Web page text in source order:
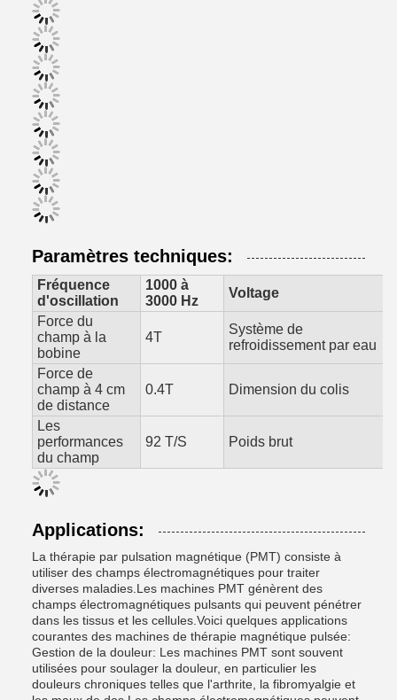
Paramètres techniques:
Fréquence
d'oscillation
1000 à
3000 Hz
Voltage
Force du
champ à la
bobine
4T
Système de
refroidissement par eau
Force de
champ à 4 cm
de distance
0.4T Dimension du colis
Les
performances
du champ
92 T/S Poids brut
Applications:
La thérapie par pulsation magnétique (PMT) consiste à
utiliser des champs électromagnétiques pour traiter
diverses maladies.Les machines PMT génèrent des
champs électromagnétiques pulsants qui peuvent pénétrer
dans les tissus et les cellules.Voici quelques applications
courantes des machines de thérapie magnétique pulsée:
Gestion de la douleur: Les machines PMT sont souvent
utilisées pour soulager la douleur, en particulier les
douleurs chroniques telles que l'arthrite, la fibromyalgie et